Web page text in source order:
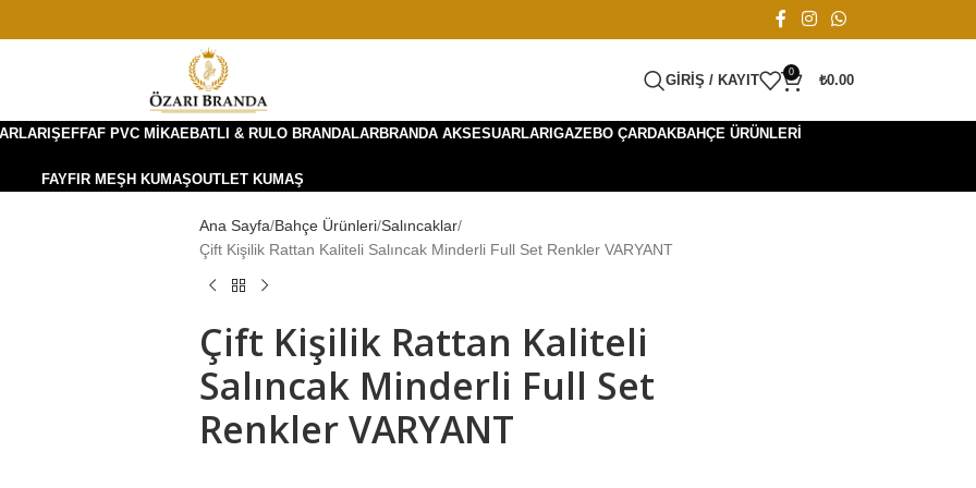
GIRIŞ / KAYIT
0
₺0.00
ŞEFFAF PVC MIKAEBATLI & RULO BRANDALARBRANDA AKSESUARLARIGAZEBO ÇARDAKBAHÇE ÜRÜNLERI
FAYFIR MEŞH KUMAŞOUTLET KUMAŞ
Ana Sayfa Bahçe Ürünleri Salıncaklar
Çift Kişilik Rattan Kaliteli Salıncak Minderli Full Set Renkler VARYANT
Çift Kişilik Rattan Kaliteli
Salıncak Minderli Full Set
Renkler VARYANT